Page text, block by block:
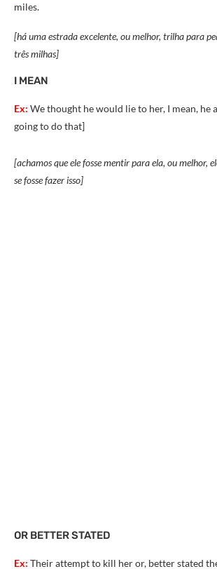
miles.
[há uma estrada excelente, ou melhor, trilha para
três milhas]
I MEAN
Ex: We thought he would lie to her, I mean, he
going to do that]
[achamos que ele fosse mentir para ela, ou melhor,
se fosse fazer isso]
OR BETTER STATED
Ex: Their attempt to kill her or, better stated